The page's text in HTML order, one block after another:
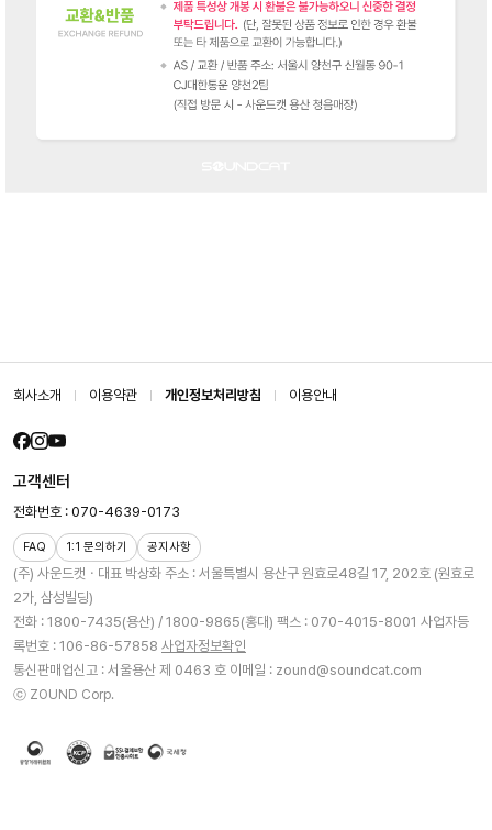
회사소개 이용약관 개인정보처리방침 이용안내
(주) 사운드캣ㆍ대표 박상화 주소 : 서울특별시 용산구 원효로48길 17, 202호 (원효로
2가, 삼성빌딩)
전화 : 1800-7435(용산) / 1800-9865(홍대) 팩스 : 070-4015-8001 사업자등
록번호 : 106-86-57858 사업자정보확인
통신판매업신고 : 서울용산 제 0463 호 이메일 : zound@soundcat.com
ⓒ ZOUND Corp.
고객센터
전화번호 : 070-4639-0173
FAQ 1:1 문의하기 공지사항